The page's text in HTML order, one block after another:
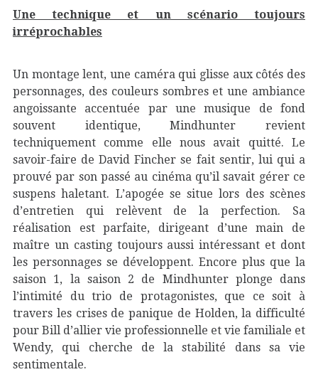
Une technique et un scénario toujours
irréprochables
Un montage lent, une caméra qui glisse aux côtés des
personnages, des couleurs sombres et une ambiance
angoissante accentuée par une musique de fond
souvent identique, Mindhunter revient
techniquement comme elle nous avait quitté. Le
savoir-faire de David Fincher se fait sentir, lui qui a
prouvé par son passé au cinéma qu’il savait gérer ce
suspens haletant. L’apogée se situe lors des scènes
d’entretien qui relèvent de la perfection. Sa
réalisation est parfaite, dirigeant d’une main de
maître un casting toujours aussi intéressant et dont
les personnages se développent. Encore plus que la
saison 1, la saison 2 de Mindhunter plonge dans
l’intimité du trio de protagonistes, que ce soit à
travers les crises de panique de Holden, la difficulté
pour Bill d’allier vie professionnelle et vie familiale et
Wendy, qui cherche de la stabilité dans sa vie
sentimentale.